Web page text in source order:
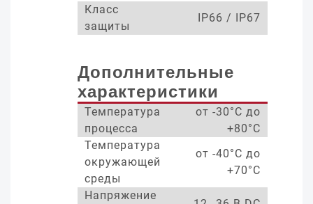
Класс
защиты
IP66 / IP67
Дополнительные
характеристики
Температура
процесса
от -30°С до
+80°С
Температура
окружающей
среды
от -40°С до
+70°С
Напряжение